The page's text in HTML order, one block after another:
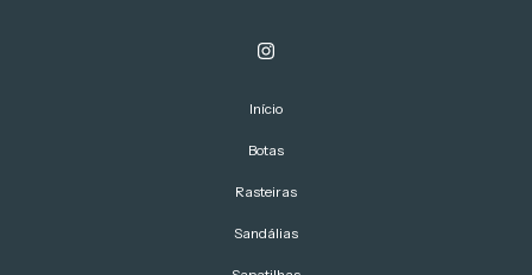
Início
Botas
Rasteiras
Sandálias